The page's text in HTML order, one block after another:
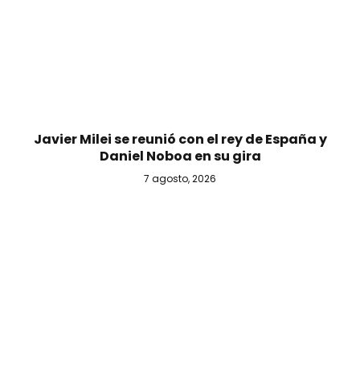
Javier Milei se reunió con el rey de España y
Daniel Noboa en su gira
7 agosto, 2026